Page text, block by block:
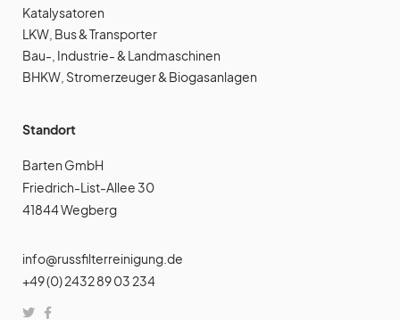
Katalysatoren
LKW, Bus & Transporter
Bau-, Industrie- & Landmaschinen
BHKW, Stromerzeuger & Biogasanlagen
Standort
Barten GmbH
Friedrich-List-Allee 30
41844 Wegberg
info@russfilterreinigung.de
+49 (0) 2432 89 03 234